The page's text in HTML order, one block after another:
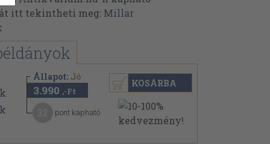
itt tekintheti meg: Millar
Állapot: Jó
3.990 ,-Ft
pont kapható
KOSÁRBA